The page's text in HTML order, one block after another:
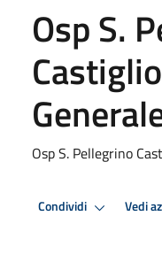
Osp S.
Osp S. Pellegrino
Condividi Vedi